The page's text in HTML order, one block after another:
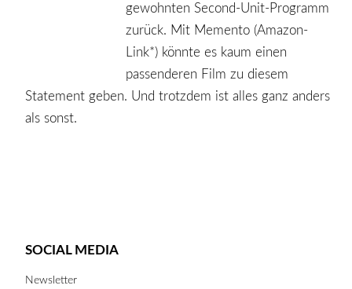
gewohnten Second-Unit-Programm
zurück. Mit Memento (Amazon-
Link*) könnte es kaum einen
passenderen Film zu diesem
Statement geben. Und trotzdem ist alles ganz anders
als sonst.
SOCIAL MEDIA
Newsletter